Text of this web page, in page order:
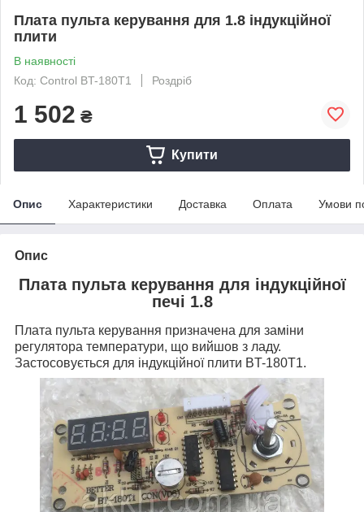
Плата пульта керування для 1.8 індукційної
плити
В наявності
Код: Control BT-180T1
Роздріб
1 502 ₴
Купити
Опис Характеристики Доставка Оплата Умови
Опис
Плата пульта керування для індукційної
печі 1.8
Плата пульта керування призначена для заміни
регулятора температури, що вийшов з ладу.
Застосовується для індукційної плити BT-180T1.